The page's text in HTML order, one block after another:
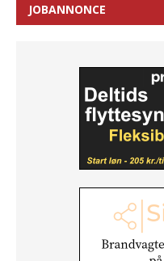
JOBANNONCE